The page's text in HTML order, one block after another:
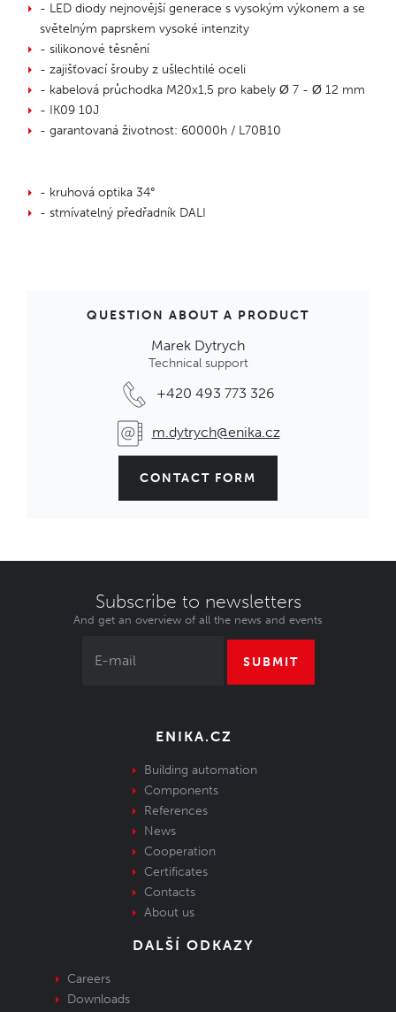
- LED diody nejnovější generace s vysokým výkonem a se
světelným paprskem vysoké intenzity
- silikonové těsnění
- zajišťovací šrouby z ušlechtilé oceli
- kabelová průchodka M20x1,5 pro kabely Ø 7 - Ø 12 mm
- IK09 10J
- garantovaná životnost: 60000h / L70B10
- kruhová optika 34°
- stmívatelný předřadník DALI
QUESTION ABOUT A PRODUCT
Marek Dytrych
Technical support
+420 493 773 326
m.dytrych@enika.cz
CONTACT FORM
Subscribe to newsletters
And get an overview of all the news and events
SUBMIT
ENIKA.CZ
Building automation
Components
References
News
Cooperation
Certificates
Contacts
About us
DALŠÍ ODKAZY
Careers
Downloads